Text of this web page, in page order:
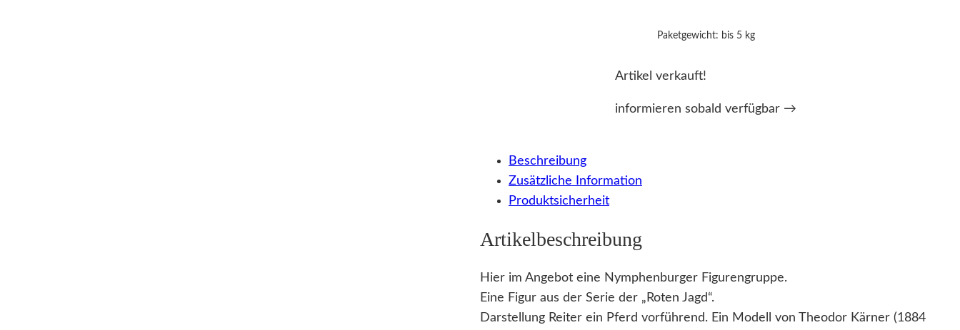
Paketgewicht: bis 5 kg
Artikel verkauft!
informieren sobald verfügbar →
Beschreibung
Zusätzliche Information
Produktsicherheit
Artikelbeschreibung
Hier im Angebot eine Nymphenburger Figurengruppe.
Eine Figur aus der Serie der „Roten Jagd“.
Darstellung Reiter ein Pferd vorführend. Ein Modell von Theodor Kärner (1884